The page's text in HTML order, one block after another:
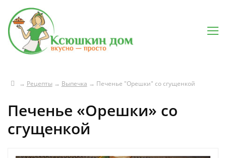
→ Рецепты → Выпечка → Печенье "Орешки" со сгущенкой
Печенье «Орешки» со
сгущенкой